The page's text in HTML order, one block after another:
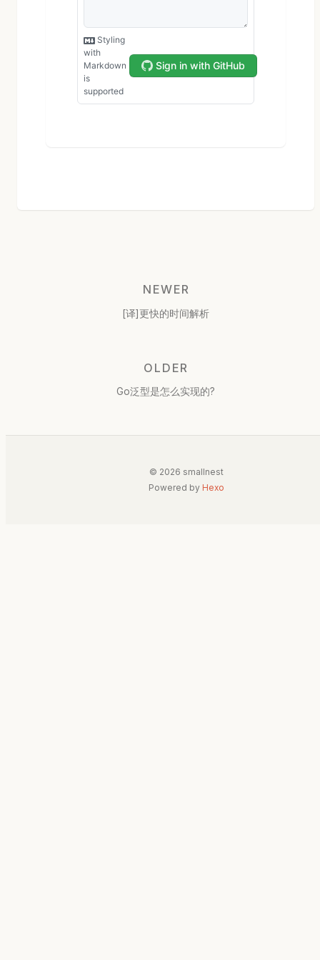
NEWER
[译]更快的时间解析
OLDER
Go泛型是怎么实现的?
© 2026 smallnest
Powered by Hexo